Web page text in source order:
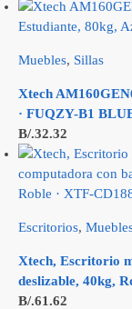
Muebles, Sillas
Xtech
· FUQZY-B1
B/.32.32
Escritorios,
Xtech, Escritorio
deslizable, 40kg,
B/.61.62